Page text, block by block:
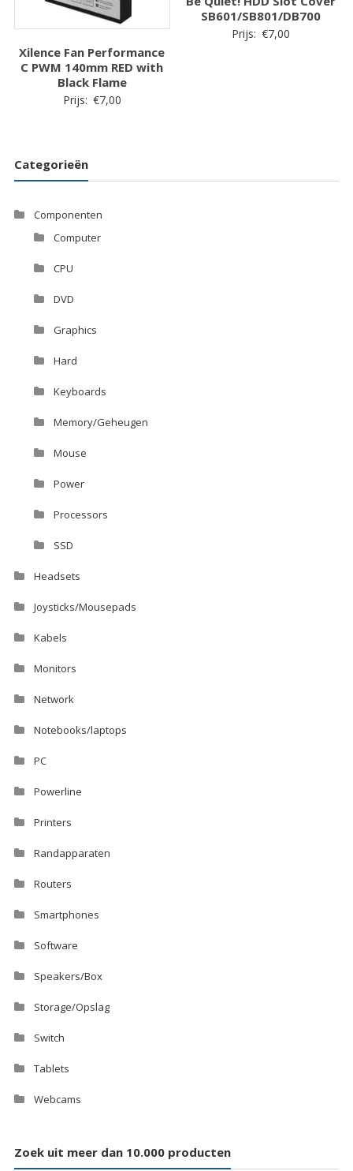
Xilence Fan Performance
C PWM 140mm RED with
Black Flame
Prijs: €7,00
SB601/SB801/DB700
Prijs: €7,00
Categorieën
Componenten
Computer
CPU
DVD
Graphics
Hard
Keyboards
Memory/Geheugen
Mouse
Power
Processors
SSD
Headsets
Joysticks/Mousepads
Kabels
Monitors
Network
Notebooks/laptops
PC
Powerline
Printers
Randapparaten
Routers
Smartphones
Software
Speakers/Box
Storage/Opslag
Switch
Tablets
Webcams
Zoek uit meer dan 10.000 producten